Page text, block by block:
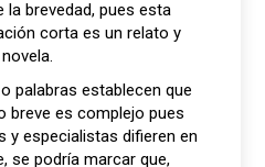
la brevedad, pues esta
corta es un relato y
palabras establecen que
breve es complejo pues
y especialistas difieren en
se podría marcar que,